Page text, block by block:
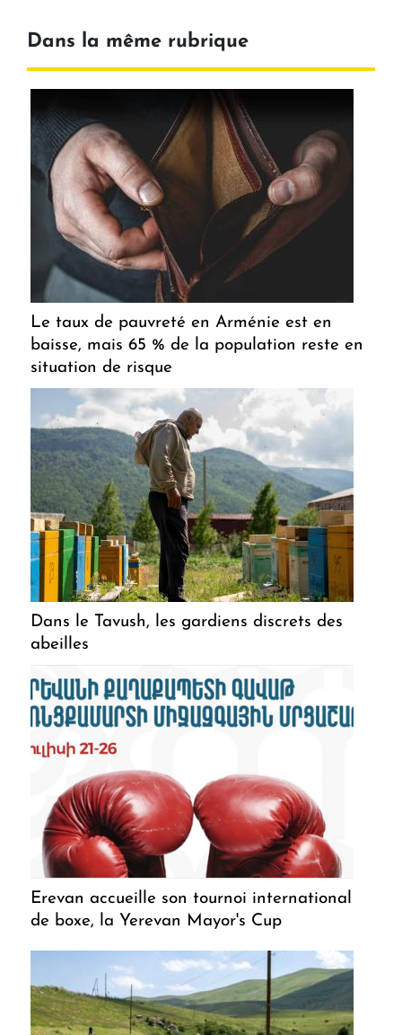
Dans la même rubrique
Le taux de pauvreté en Arménie est en
baisse, mais 65 % de la population reste en
situation de risque
Dans le Tavush, les gardiens discrets des
abeilles
Erevan accueille son tournoi international
de boxe, la Yerevan Mayor's Cup